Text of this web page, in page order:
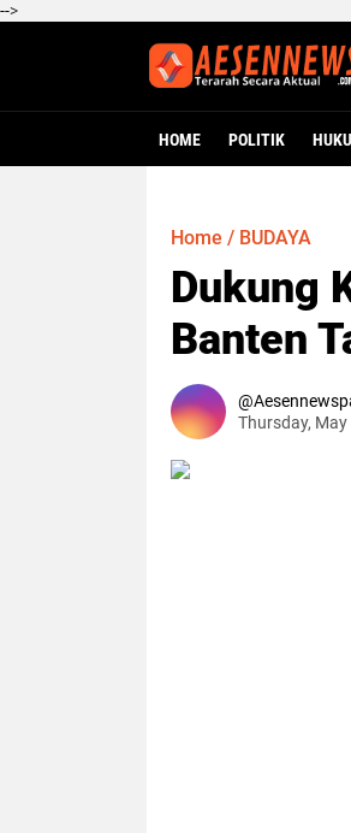
-->
HOME POLITIK
Home / BUDAYA
Dukung
Banten
Thursday, May